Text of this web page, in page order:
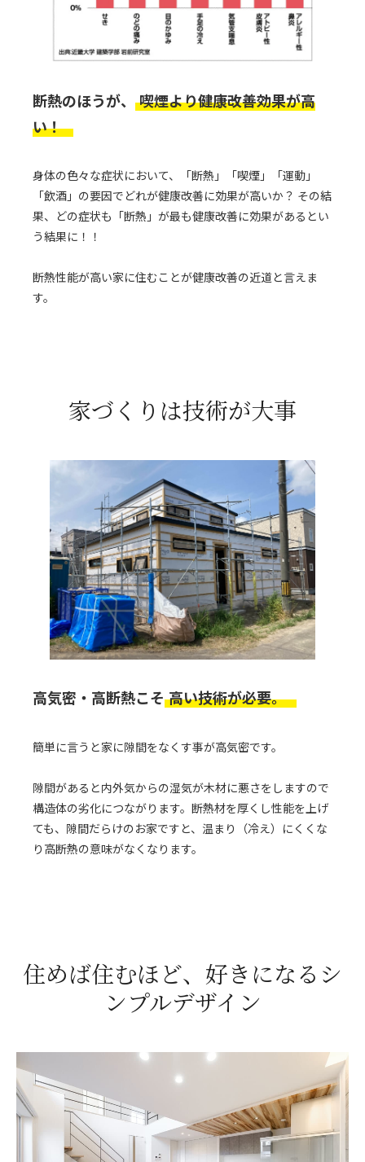
断熱のほうが、喫煙より健康改善効果が高
い！
身体の色々な症状において、「断熱」「喫煙」「運動」
「飲酒」の要因でどれが健康改善に効果が高いか？ その結
果、どの症状も「断熱」が最も健康改善に効果があるとい
う結果に！！
断熱性能が高い家に住むことが健康改善の近道と言えま
す。
家づくりは技術が大事
高気密・高断熱こそ高い技術が必要。
簡単に言うと家に隙間をなくす事が高気密です。
隙間があると内外気からの湿気が木材に悪さをしますので
構造体の劣化につながります。断熱材を厚くし性能を上げ
ても、隙間だらけのお家ですと、温まり（冷え）にくくな
り高断熱の意味がなくなります。
住めば住むほど、好きになるシ
ンプルデザイン